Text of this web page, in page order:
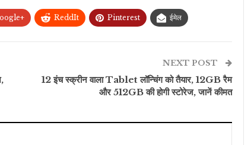
ReddIt Pinterest ईमेल
NEXT POST
12 इंच स्क्रीन वाला Tablet लॉन्चिंग को तैयार, 12GB रैम
और 512GB की होगी स्टोरेज, जानें कीमत